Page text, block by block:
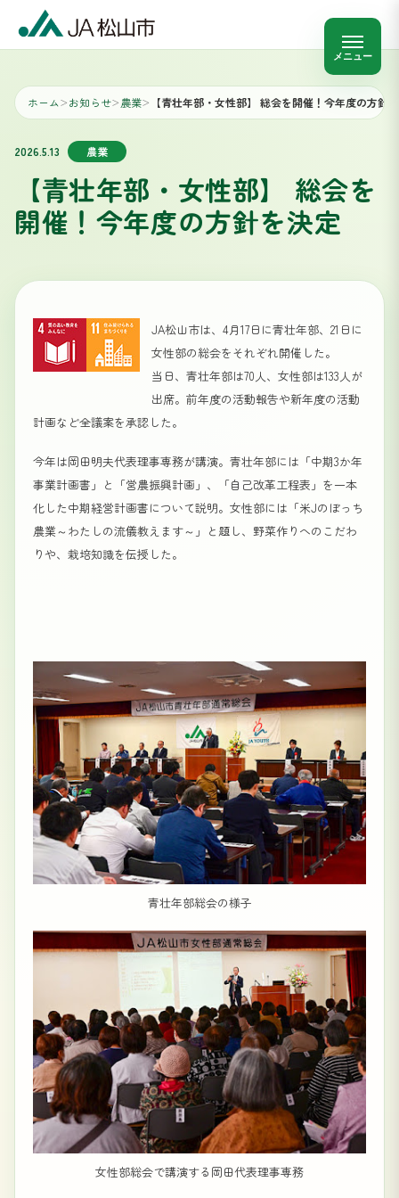
メニュー
ホーム＞ お知らせ＞ 農業＞ 【青壮年部・女性部】 総会を開催！今年度の方針
2026.5.13 農業
【青壮年部・女性部】 総会を
開催！今年度の方針を決定
JA松山市は、4月17日に青壮年部、21日に
女性部の総会をそれぞれ開催した。
当日、青壮年部は70人、女性部は133人が
出席。前年度の活動報告や新年度の活動
計画など全議案を承認した。
今年は岡田明夫代表理事専務が講演。青壮年部には「中期3か年
事業計画書」と「営農振興計画」、「自己改革工程表」を一本
化した中期経営計画書について説明。女性部には「米Jのぼっち
農業～わたしの流儀教えます～」と題し、野菜作りへのこだわ
りや、栽培知識を伝授した。
青壮年部総会の様子
女性部総会で講演する岡田代表理事専務